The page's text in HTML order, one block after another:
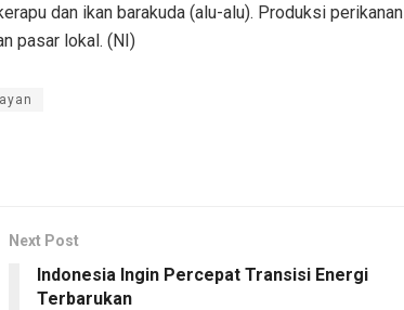
dan ikan barakuda (alu-alu). Produksi perikanan
pasar lokal. (NI)
Next Post
Indonesia Ingin Percepat Transisi Energi
Terbarukan